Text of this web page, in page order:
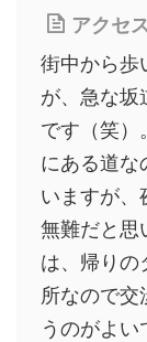
アクセ
街中から歩
が、急な
です（笑）
にある道な
いますが
無難だと思
は、帰り
所なので
うのがよい